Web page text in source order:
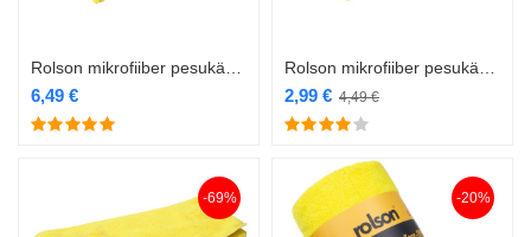
6,49 € 4,49€
2,99 €
-69% -20%